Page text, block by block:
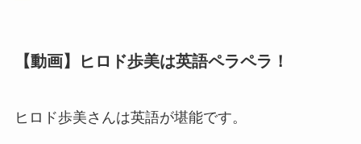
【動画】ヒロド歩美は英語ペラペラ！
ヒロド歩美さんは英語が堪能です。